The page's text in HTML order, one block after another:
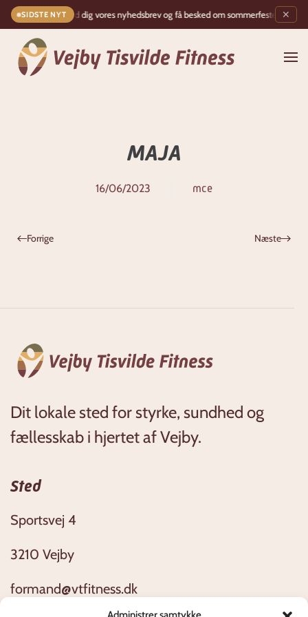
SIDSTE NYTTilmeld dig vores nyhedsbrev og få besked om sommerfesten! ✕
Gå til hovedindhold
MAJA
16/06/2023 mce
Forrige Næste
Dit lokale sted for styrke, sundhed og
fællesskab i hjertet af Vejby.
Sted
Sportsvej 4
3210 Vejby
formand@vtfitness.dk